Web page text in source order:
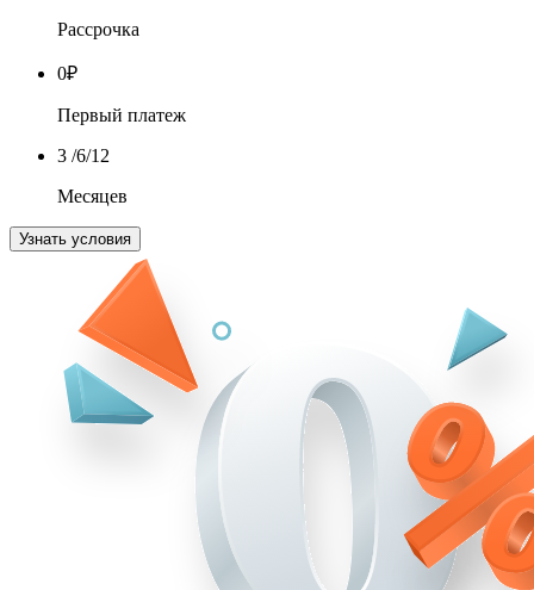
Рассрочка
0₽
Первый платеж
3 /6/12
Месяцев
Узнать условия